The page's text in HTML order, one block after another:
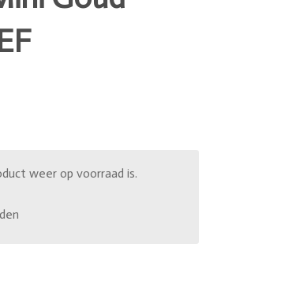
weer op voorraad is.